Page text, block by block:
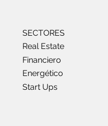
SECTORES
Real Estate
Financiero
Energético
Start Ups